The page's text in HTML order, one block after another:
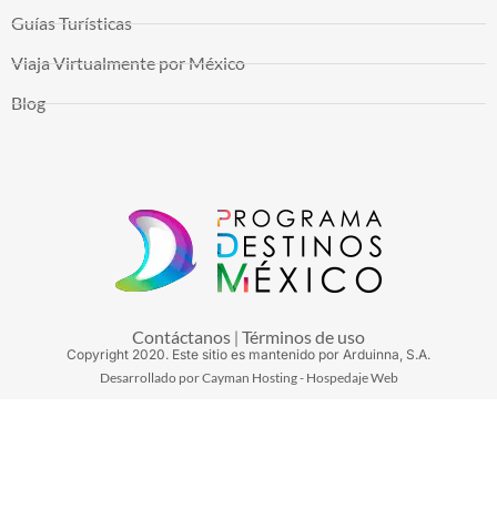
Guías Turísticas
Viaja Virtualmente por México
Blog
Contáctanos Términos de uso
Copyright 2020. Este sitio es mantenido por Arduinna, S.A.
Desarrollado por Cayman Hosting - Hospedaje Web